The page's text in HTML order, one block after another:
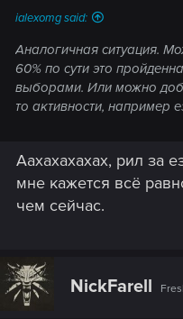
ialexomg said:
Аналогичная ситуация.
60% по сути это
выборами. Или можно
то активности, например
Аахахахахах, рил за
мне кажется всё
чем сейчас.
NickFarell